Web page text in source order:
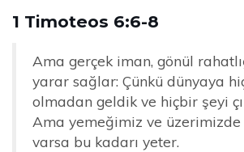
1 Timoteos 6:6-8
Ama gerçek iman, gönül
yarar sağlar: Çünkü dünyaya
olmadan geldik ve hiçbir şeyi
Ama yemeğimiz ve üzerimizde
varsa bu kadarı yeter.